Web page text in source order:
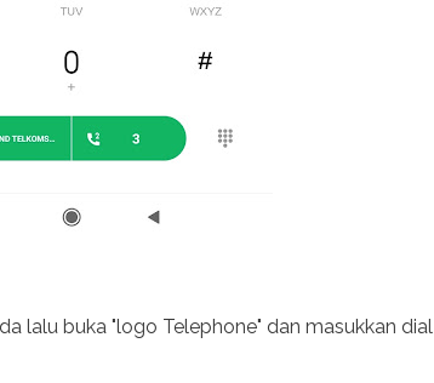
lalu buka "logo Telephone" dan masukkan dial